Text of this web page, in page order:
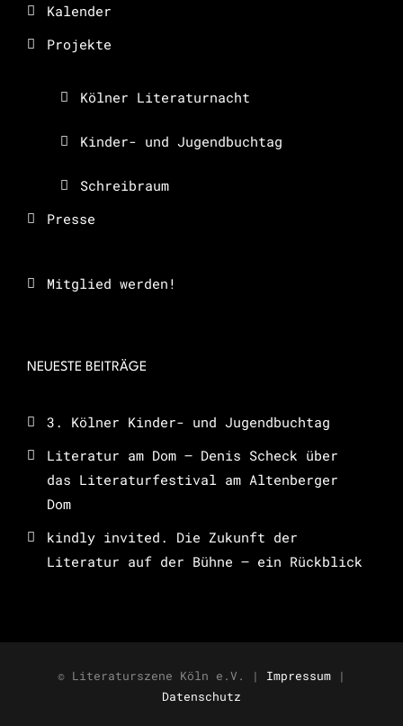
Kalender
Projekte
Kölner Literaturnacht
Kinder- und Jugendbuchtag
Schreibraum
Presse
Mitglied werden!
NEUESTE BEITRÄGE
3. Kölner Kinder- und Jugendbuchtag
Literatur am Dom – Denis Scheck über
das Literaturfestival am Altenberger
Dom
kindly invited. Die Zukunft der
Literatur auf der Bühne – ein Rückblick
© Literaturszene Köln e.V. | Impressum |
Datenschutz